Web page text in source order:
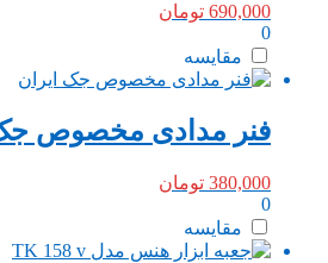
690,000 تومان
0
مقایسه
فنر مدادی مخصوص
380,000 تومان
0
مقایسه